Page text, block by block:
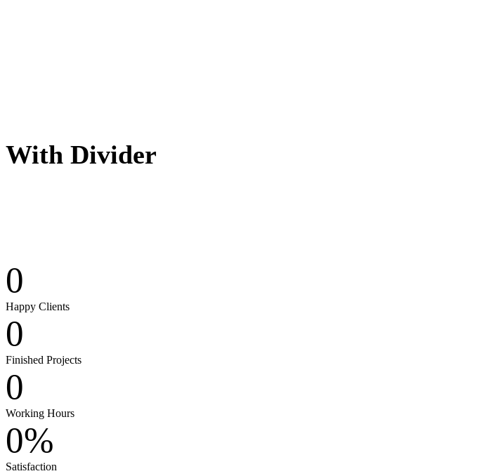
With Divider
0
Happy Clients
0
Finished Projects
0
Working Hours
0%
Satisfaction